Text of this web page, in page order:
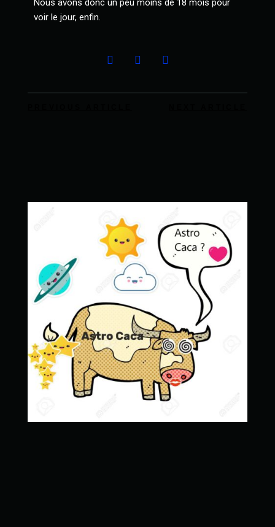
Nous avons donc un peu moins de 18 mois pour
voir le jour, enfin.